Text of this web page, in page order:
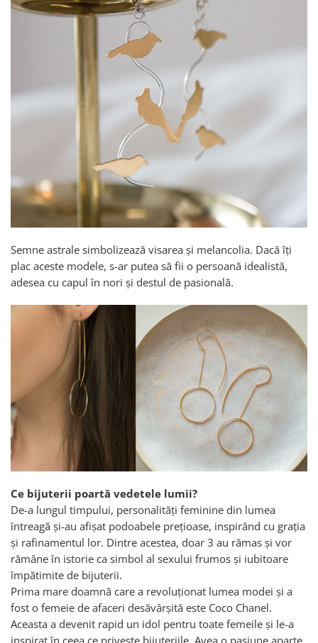
Semne astrale simbolizează visarea și melancolia. Dacă îți
plac aceste modele, s-ar putea să fii o persoană idealistă,
adesea cu capul în nori și destul de pasională.
Ce bijuterii poartă vedetele lumii?
De-a lungul timpului, personalități feminine din lumea
întreagă și-au afișat podoabele prețioase, inspirând cu grația
și rafinamentul lor. Dintre acestea, doar 3 au rămas și vor
rămâne în istorie ca simbol al sexului frumos și iubitoare
împătimite de bijuterii.
Prima mare doamnă care a revoluționat lumea modei și a
fost o femeie de afaceri desăvârșită este Coco Chanel.
Aceasta a devenit rapid un idol pentru toate femeile și le-a